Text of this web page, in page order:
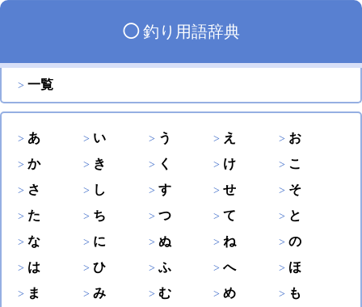
◯釣り用語辞典
一覧
あ い う え
お
か
き く け
こ
さ
し す せ
そ
た
ち つ て
と
な
に ぬ ね
の
は
ひ ふ へ
ほ
ま
み む め
も